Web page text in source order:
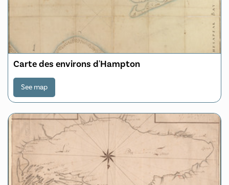
Carte des environs d'Hampton
See map